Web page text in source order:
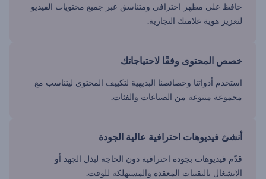
حافظ على مظهر احترافي ومتناسق عبر جميع محتويات الفيديو
لتعزيز هوية علامتك التجارية.
خصص المحتوى وفقًا لاحتياجاتك
استخدم أدواتنا وخصائصنا البديهية لتكييف المحتوى ليتناسب مع
مجموعة متنوعة من الصناعات والفئات.
أنشئ فيديوهات احترافية عالية الجودة
قدّم فيديوهات بجودة احترافية دون الحاجة لبذل الجهد أو
الانشغال بالتقنيات المعقدة والمستهلكة للوقت.